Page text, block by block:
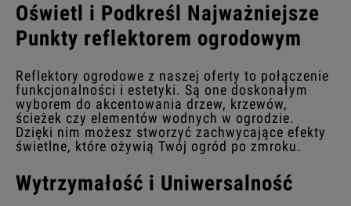
Girlandy
Oświetl i Podkreśl Najważniejsze
Punkty reflektorem ogrodowym
Reflektory ogrodowe z naszej oferty to połączenie
funkcjonalności i estetyki. Są one doskonałym
wyborem do akcentowania drzew, krzewów,
ścieżek czy elementów wodnych w ogrodzie.
Dzięki nim możesz stworzyć zachwycające efekty
świetlne, które ożywią Twój ogród po zmroku.
Wytrzymałość i Uniwersalność